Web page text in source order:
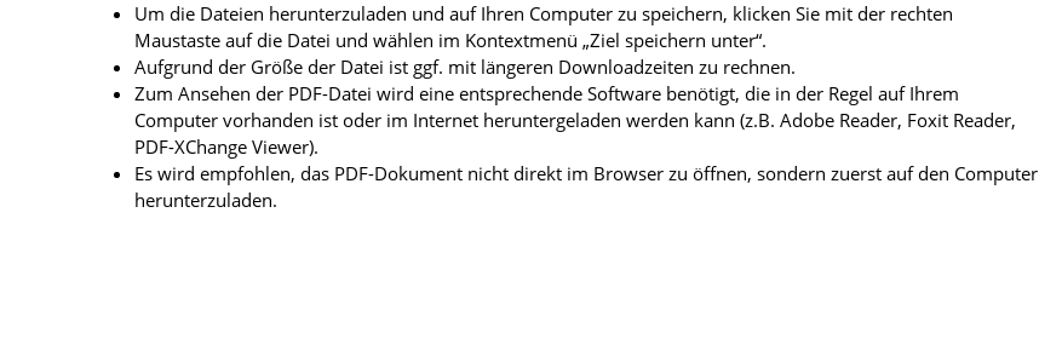
Um die Dateien herunterzuladen und auf Ihren Computer zu speichern, klicken Sie mit der rechten
Maustaste auf die Datei und wählen im Kontextmenü „Ziel speichern unter“.
Aufgrund der Größe der Datei ist ggf. mit längeren Downloadzeiten zu rechnen.
Zum Ansehen der PDF-Datei wird eine entsprechende Software benötigt, die in der Regel auf Ihrem
Computer vorhanden ist oder im Internet heruntergeladen werden kann (z.B. Adobe Reader, Foxit Reader,
PDF-XChange Viewer).
Es wird empfohlen, das PDF-Dokument nicht direkt im Browser zu öffnen, sondern zuerst auf den Computer
herunterzuladen.